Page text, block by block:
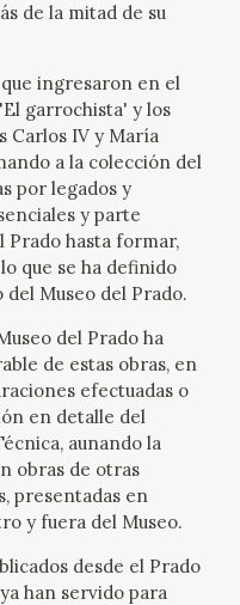
de la mitad de su
ingresaron en el
garrochista' y los
Carlos IV y María
a la colección del
por legados y
y parte
hasta formar,
que se ha definido
Museo del Prado.
del Prado ha
de estas obras, en
efectuadas o
en detalle del
aunando la
obras de otras
presentadas en
y fuera del Museo.
desde el Prado
han servido para